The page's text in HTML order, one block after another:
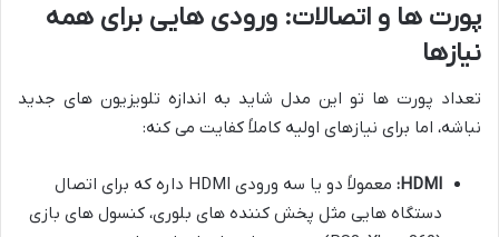
پورت ها و اتصالات: ورودی هایی برای همه
نیازها
تعداد پورت ها تو این مدل شاید به اندازه تلویزیون های جدید
نباشه، اما برای نیازهای اولیه کاملاً کفایت می کنه:
HDMI:
معمولاً دو یا سه ورودی HDMI داره که برای اتصال
دستگاه هایی مثل پخش کننده های بلوری، کنسول های بازی